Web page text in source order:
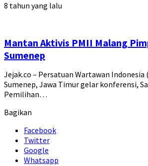
8 tahun yang lalu
Mantan Aktivis PMII Malang
Sumenep
Jejak.co – Persatuan Wartawan Indonesia
Sumenep, Jawa Timur gelar konferensi,
Pemilihan…
Bagikan
Facebook
Twitter
Google
Whatsapp